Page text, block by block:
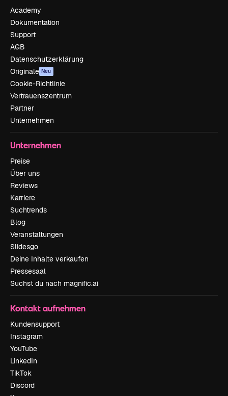
Academy
Dokumentation
Support
AGB
Datenschutzerklärung
Originale Neu
Cookie-Richtlinie
Vertrauenszentrum
Partner
Unternehmen
Unternehmen
Preise
Über uns
Reviews
Karriere
Suchtrends
Blog
Veranstaltungen
Slidesgo
Deine Inhalte verkaufen
Pressesaal
Suchst du nach magnific.ai
Kontakt aufnehmen
Kundensupport
Instagram
YouTube
LinkedIn
TikTok
Discord